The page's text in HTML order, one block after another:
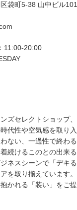
袋町5-38 山中ビル101
11:00-20:00
ズセレクトショップ
代性や空気感を取り
ない、一過性で終わ
続けるこのとの出来
ネスシーンで「デキ
を取り揃えています。
かれる「装い」をご提